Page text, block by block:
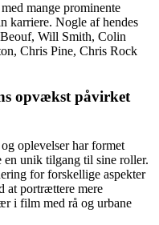
mange prominente
karriere. Nogle af hendes
Will Smith, Colin
Chris Pine, Chris Rock
opvækst påvirket
oplevelser har formet
en unik tilgang til sine roller.
for forskellige aspekter
at portrættere mere
i film med rå og urbane